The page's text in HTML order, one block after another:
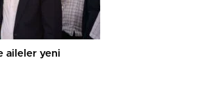
aileler yeni